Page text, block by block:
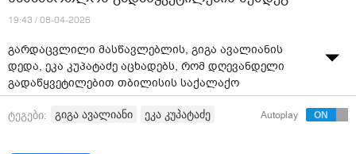
19:43 / 08-04-2026
გარდაცვლილი მასწავლებლის, გიგა ავალიანის
დედა, ეკა კუპატაძე აცხადებს, რომ დღევანდელი
გადაწყვეტილებით თბილისის საქალაქო
სასამართლოს მოსამართლემ თავისი სიტყვებით,
მდგომარეობა შეუმსუბუქა.
ტეგები: გიგა ავალიანი ეკა კუპატაძე Autoplay